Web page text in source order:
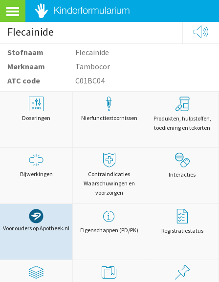
Flecainide
Stofnaam
Flecainide
Merknaam
Tambocor
ATC code
C01BC04
Doseringen Nierfunctiestoornissen
Produkten, hulpstoffen,
toediening en tekorten
Bijwerkingen
Contraindicaties
Waarschuwingen en
voorzorgen
Interacties
Voor ouders op Apotheek.nl Eigenschappen (PD/PK) Registratiestatus